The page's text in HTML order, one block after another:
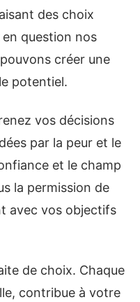
des choix
question nos
créer une
potentiel.
vos décisions
par la peur et le
et le champ
la permission de
avec vos objectifs
de choix. Chaque
contribue à votre